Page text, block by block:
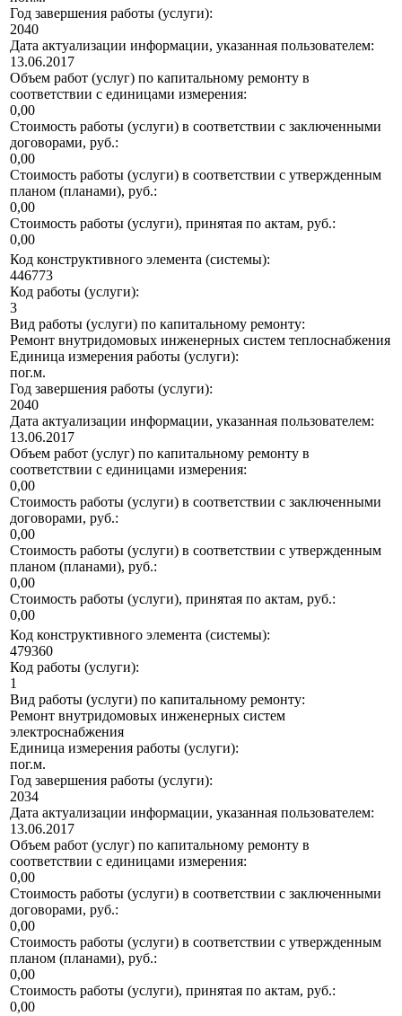
Год завершения работы (услуги):
2040
Дата актуализации информации, указанная пользователем:
13.06.2017
Объем работ (услуг) по капитальному ремонту в
соответствии с единицами измерения:
0,00
Стоимость работы (услуги) в соответствии с заключенными
договорами, руб.:
0,00
Стоимость работы (услуги) в соответствии с утвержденным
планом (планами), руб.:
0,00
Стоимость работы (услуги), принятая по актам, руб.:
0,00
Код конструктивного элемента (системы):
446773
Код работы (услуги):
3
Вид работы (услуги) по капитальному ремонту:
Ремонт внутридомовых инженерных систем теплоснабжения
Единица измерения работы (услуги):
пог.м.
Год завершения работы (услуги):
2040
Дата актуализации информации, указанная пользователем:
13.06.2017
Объем работ (услуг) по капитальному ремонту в
соответствии с единицами измерения:
0,00
Стоимость работы (услуги) в соответствии с заключенными
договорами, руб.:
0,00
Стоимость работы (услуги) в соответствии с утвержденным
планом (планами), руб.:
0,00
Стоимость работы (услуги), принятая по актам, руб.:
0,00
Код конструктивного элемента (системы):
479360
Код работы (услуги):
1
Вид работы (услуги) по капитальному ремонту:
Ремонт внутридомовых инженерных систем
электроснабжения
Единица измерения работы (услуги):
пог.м.
Год завершения работы (услуги):
2034
Дата актуализации информации, указанная пользователем:
13.06.2017
Объем работ (услуг) по капитальному ремонту в
соответствии с единицами измерения:
0,00
Стоимость работы (услуги) в соответствии с заключенными
договорами, руб.:
0,00
Стоимость работы (услуги) в соответствии с утвержденным
планом (планами), руб.:
0,00
Стоимость работы (услуги), принятая по актам, руб.:
0,00